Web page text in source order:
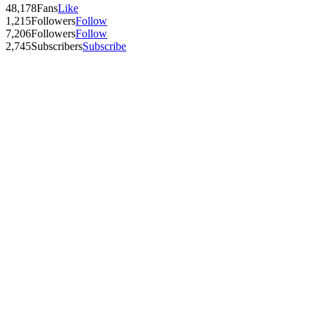
48,178FansLike
1,215FollowersFollow
7,206FollowersFollow
2,745SubscribersSubscribe